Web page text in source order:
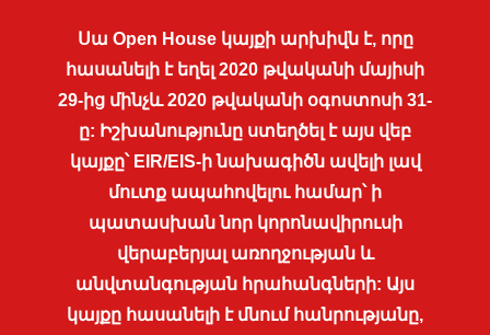
Սա Open House կայքի արխիվն է, որը
հասանելի է եղել 2020 թվականի մայիսի
29-ից մինչև 2020 թվականի օգոստոսի 31-
ը: Իշխանությունը ստեղծել է այս վեբ
կայքը՝ EIR/EIS-ի նախագիծն ավելի լավ
մուտք ապահովելու համար՝ ի
պատասխան նոր կորոնավիրուսի
վերաբերյալ առողջության և
անվտանգության հրահանգների: Այս
կայքը հասանելի է մնում հանրությանը,